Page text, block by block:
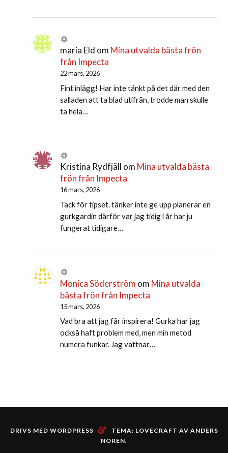
maria Eld om Mina utvalda bästa frön
från Impecta
22 mars, 2026
Fint inlägg! Har inte tänkt på det där med den
salladen att ta blad utifrån, trodde man skulle
ta hela…
Kristina Rydfjäll om Mina utvalda bästa
frön från Impecta
16 mars, 2026
Tack för tipset. tänker inte ge upp planerar en
gurkgardin därför var jag tidig i år har ju
fungerat tidigare…
Monica Söderström om Mina utvalda
bästa frön från Impecta
15 mars, 2026
Vad bra att jag får inspirera! Gurka har jag
också haft problem med, men min metod
numera funkar. Jag vattnar…
DRIVS MED WORDPRESS & TEMA: LOVECRAFT AV ANDERS
NOREN.